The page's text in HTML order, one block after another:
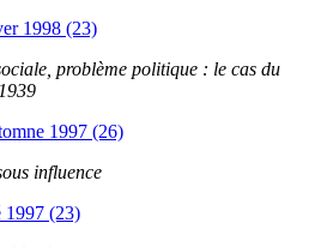
1998 (23)
problème politique : le cas du
1997 (26)
influence
1997 (23)